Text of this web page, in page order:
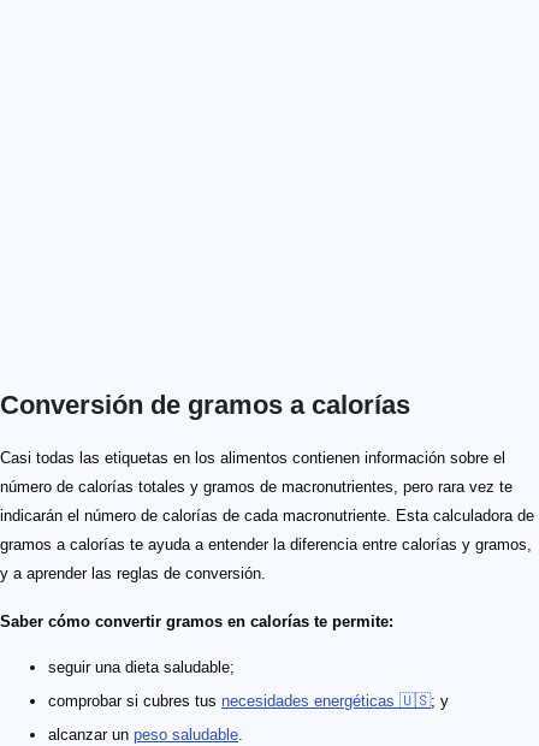
Conversión de gramos a calorías
Casi todas las etiquetas en los alimentos contienen información sobre el
número de calorías totales y gramos de macronutrientes, pero rara vez te
indicarán el número de calorías de cada macronutriente. Esta calculadora de
gramos a calorías te ayuda a entender la diferencia entre calorías y gramos,
y a aprender las reglas de conversión.
Saber cómo convertir gramos en calorías te permite:
seguir una dieta saludable;
comprobar si cubres tus necesidades energéticas 🇺🇸; y
alcanzar un peso saludable.